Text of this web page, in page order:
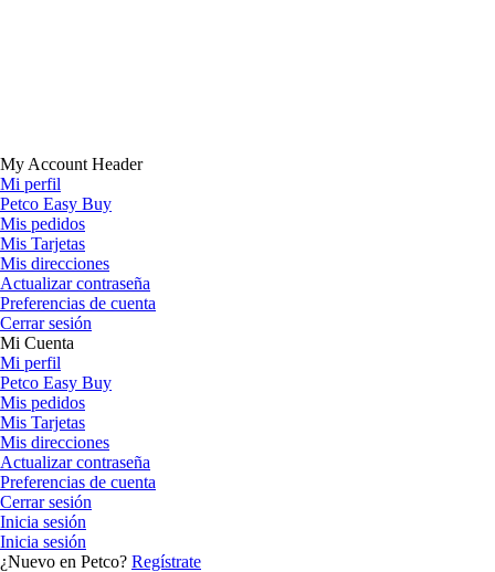
My Account Header
Mi perfil
Petco Easy Buy
Mis pedidos
Mis Tarjetas
Mis direcciones
Actualizar contraseña
Preferencias de cuenta
Cerrar sesión
Mi Cuenta
Mi perfil
Petco Easy Buy
Mis pedidos
Mis Tarjetas
Mis direcciones
Actualizar contraseña
Preferencias de cuenta
Cerrar sesión
Inicia sesión
Inicia sesión
¿Nuevo en Petco? Regístrate